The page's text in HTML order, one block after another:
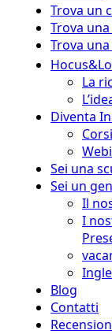
Trova un
Trova
Trova
La
Diventa
Sei una
Sei un
Il
I
Blog
Contatti